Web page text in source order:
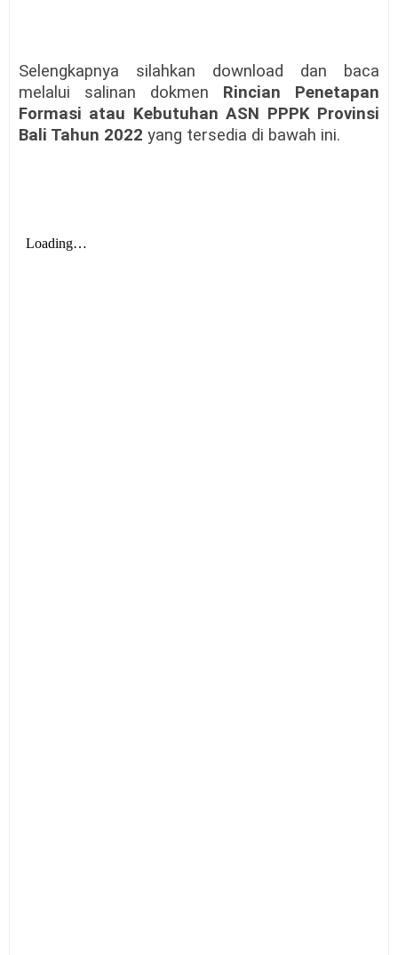
Selengkapnya silahkan download dan baca
melalui salinan dokmen Rincian Penetapan
Formasi atau Kebutuhan ASN PPPK Provinsi
Bali Tahun 2022 yang tersedia di bawah ini.